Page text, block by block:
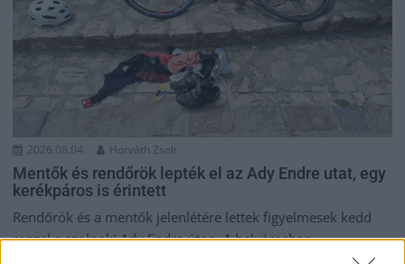
2026.08.04. Horváth Zsolt
Mentők és rendőrök lepték el az Ady Endre utat, egy
kerékpáros is érintett
Rendőrök és a mentők jelenlétére lettek figyelmesek kedd
reggel a szolnoki Ady Endre úton. A belvárosban...